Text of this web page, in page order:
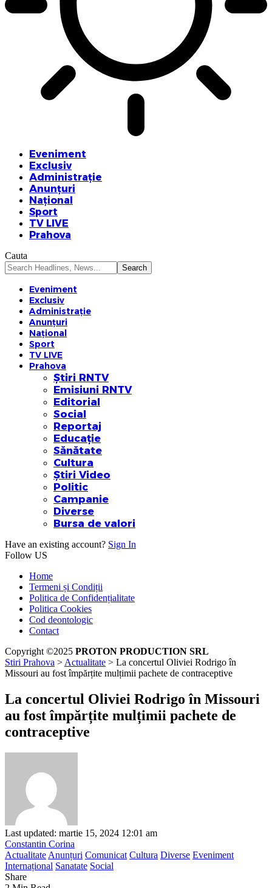
Eveniment
Exclusiv
Administrație
Anunțuri
Național
Sport
TV LIVE
Prahova
Cauta
Eveniment
Exclusiv
Administrație
Anunțuri
Național
Sport
TV LIVE
Prahova
Știri RNTV
Emisiuni RNTV
Editorial
Social
Reportaj
Educație
Sănătate
Cultura
Știri Video
Politic
Campanie
Diverse
Bursa de valori
Have an existing account? Sign In
Follow US
Home
Termeni și Condiții
Politica de Confidențialitate
Politica Cookies
Cod deontologic
Contact
Copyright ©2025 PROTON PRODUCTION SRL
Stiri Prahova > Actualitate > La concertul Oliviei Rodrigo în
Missouri au fost împărțite mulțimii pachete de contraceptive
La concertul Oliviei Rodrigo în Missouri
au fost împărțite mulțimii pachete de
contraceptive
Last updated: martie 15, 2024 12:01 am
Constantin Corina
Actualitate Anunțuri Comunicat Cultura Diverse Eveniment
Internațional Sanatate Social
Share